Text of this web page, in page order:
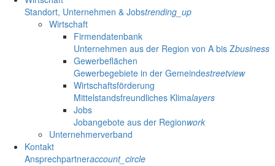
Standort, Unternehmen & Jobstrending_up
Wirtschaft
Firmendatenbank
Unternehmen aus der Region von A bis Zbusiness
Gewerbeflächen
Gewerbegebiete in der Gemeindestreetview
Wirtschaftsförderung
Mittelstandsfreundliches Klimalayers
Jobs
Jobangebote aus der Regionwork
Unternehmerverband
Kontakt
Ansprechpartneraccount_circle